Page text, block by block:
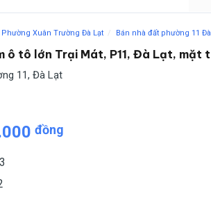
Phường Xuân Trường Đà Lạt / Bán nhà đất phường 11
ô tô lớn Trại Mát, P11, Đà Lạt, mặt
11, Đà Lạt
đồng